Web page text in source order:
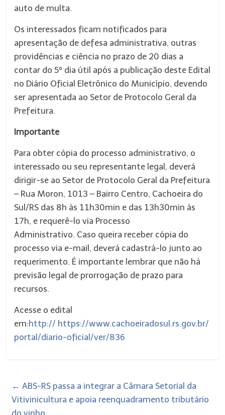
auto de multa.
Os interessados ficam notificados para
apresentação de defesa administrativa, outras
providências e ciência no prazo de 20 dias a
contar do 5º dia útil após a publicação deste Edital
no Diário Oficial Eletrônico do Município, devendo
ser apresentada ao Setor de Protocolo Geral da
Prefeitura.
Importante
Para obter cópia do processo administrativo, o
interessado ou seu representante legal, deverá
dirigir-se ao Setor de Protocolo Geral da Prefeitura
– Rua Moron, 1013 – Bairro Centro, Cachoeira do
Sul/RS das 8h às 11h30min e das 13h30min às
17h, e requerê-lo via Processo
Administrativo. Caso queira receber cópia do
processo via e-mail, deverá cadastrá-lo junto ao
requerimento. É importante lembrar que não há
previsão legal de prorrogação de prazo para
recursos.
Acesse o edital
em:http:// https://www.cachoeiradosul.rs.gov.br/
portal/diario-oficial/ver/836
← ABS-RS passa a integrar a Câmara Setorial da
Vitivinicultura e apoia reenquadramento tributário
do vinho